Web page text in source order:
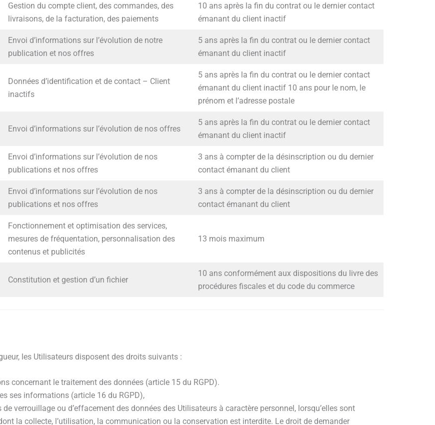
Gestion du compte client, des commandes, des
livraisons, de la facturation, des paiements
10 ans après la fin du contrat ou le dernier contact
émanant du client inactif
Envoi d’informations sur l’évolution de notre
publication et nos offres
5 ans après la fin du contrat ou le dernier contact
émanant du client inactif
Données d’identification et de contact – Client
inactifs
5 ans après la fin du contrat ou le dernier contact
émanant du client inactif 10 ans pour le nom, le
prénom et l’adresse postale
Envoi d’informations sur l’évolution de nos offres
5 ans après la fin du contrat ou le dernier contact
émanant du client inactif
Envoi d’informations sur l’évolution de nos
publications et nos offres
3 ans à compter de la désinscription ou du dernier
contact émanant du client
Envoi d’informations sur l’évolution de nos
publications et nos offres
3 ans à compter de la désinscription ou du dernier
contact émanant du client
Fonctionnement et optimisation des services,
mesures de fréquentation, personnalisation des
contenus et publicités
13 mois maximum
Constitution et gestion d’un fichier
10 ans conformément aux dispositions du livre des
procédures fiscales et du code du commerce
les Utilisateurs disposent des droits suivants :
concernant le traitement des données (article 15 du RGPD).
ses informations (article 16 du RGPD),
verrouillage ou d’effacement des données des Utilisateurs à caractère personnel, lorsqu’elles sont
la collecte, l’utilisation, la communication ou la conservation est interdite. Le droit de demander